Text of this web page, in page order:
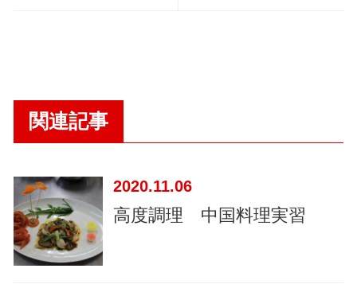
関連記事
2020 11.06
高度調理 中国料理実習